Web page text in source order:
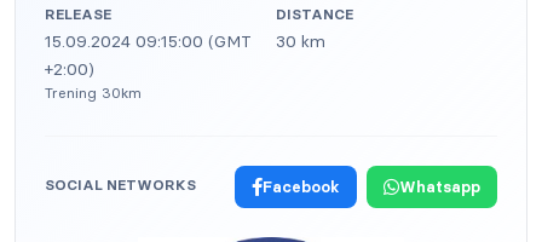
RELEASE
15.09.2024 09:15:00 (GMT
+2:00)
Trening 30km
DISTANCE
30 km
SOCIAL NETWORKS Facebook Whatsapp